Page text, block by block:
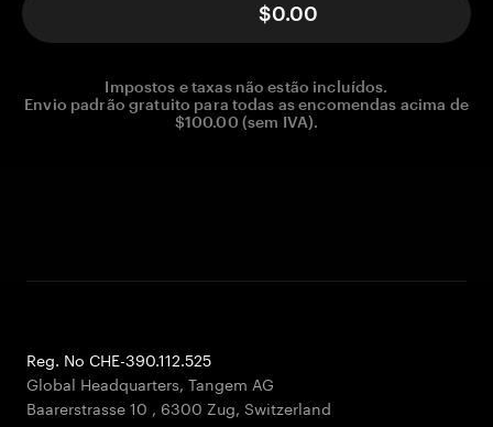
$0.00
Impostos e taxas não estão incluídos.
Envio padrão gratuito para todas as encomendas acima de
$100.00 (sem IVA).
Reg. No CHE-390.112.525
Global Headquarters, Tangem AG
Baarerstrasse 10 , 6300 Zug, Switzerland